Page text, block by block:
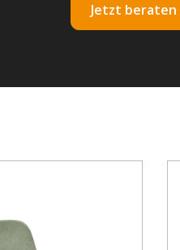
Jetzt beraten